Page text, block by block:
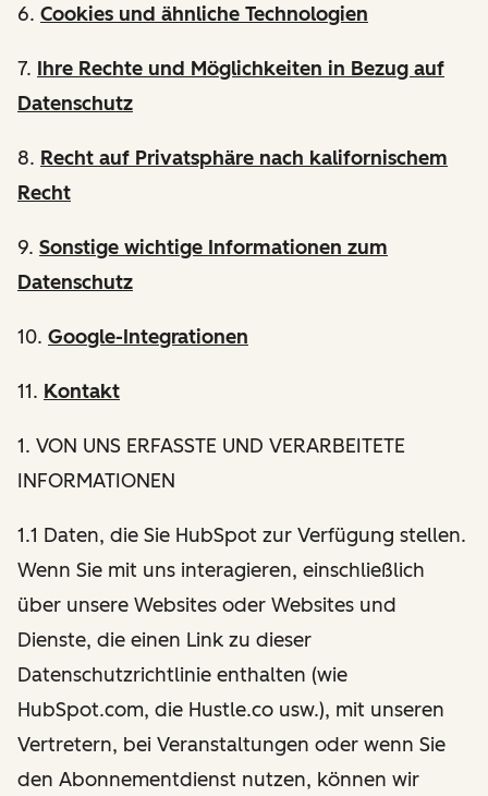
6. Cookies und ähnliche Technologien
7. Ihre Rechte und Möglichkeiten in Bezug auf
Datenschutz
8. Recht auf Privatsphäre nach kalifornischem
Recht
9. Sonstige wichtige Informationen zum
Datenschutz
10. Google-Integrationen
11. Kontakt
1. VON UNS ERFASSTE UND VERARBEITETE
INFORMATIONEN
1.1 Daten, die Sie HubSpot zur Verfügung stellen.
Wenn Sie mit uns interagieren, einschließlich
über unsere Websites oder Websites und
Dienste, die einen Link zu dieser
Datenschutzrichtlinie enthalten (wie
HubSpot.com, die Hustle.co usw.), mit unseren
Vertretern, bei Veranstaltungen oder wenn Sie
den Abonnementdienst nutzen, können wir